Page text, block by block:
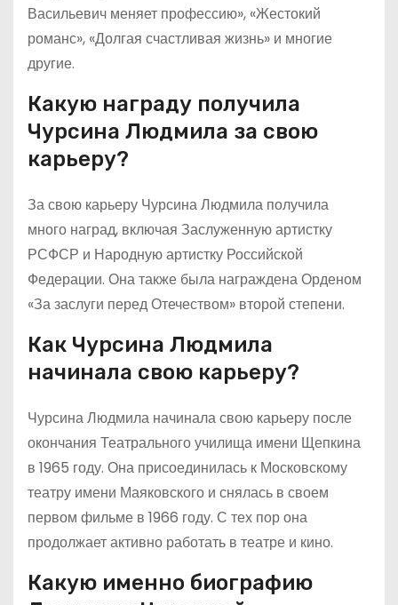
Васильевич меняет профессию», «Жестокий
романс», «Долгая счастливая жизнь» и многие
другие.
Какую награду получила
Чурсина Людмила за свою
карьеру?
За свою карьеру Чурсина Людмила получила
много наград, включая Заслуженную артистку
РСФСР и Народную артистку Российской
Федерации. Она также была награждена Орденом
«За заслуги перед Отечеством» второй степени.
Как Чурсина Людмила
начинала свою карьеру?
Чурсина Людмила начинала свою карьеру после
окончания Театрального училища имени Щепкина
в 1965 году. Она присоединилась к Московскому
театру имени Маяковского и снялась в своем
первом фильме в 1966 году. С тех пор она
продолжает активно работать в театре и кино.
Какую именно биографию